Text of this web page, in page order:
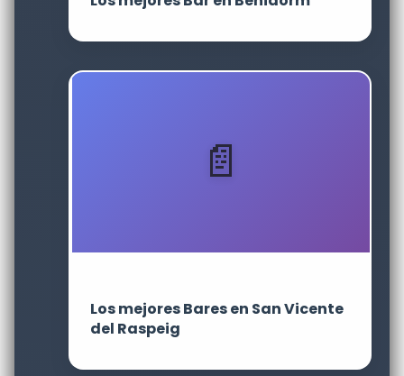
Los mejores Bares en San Vicente
del Raspeig